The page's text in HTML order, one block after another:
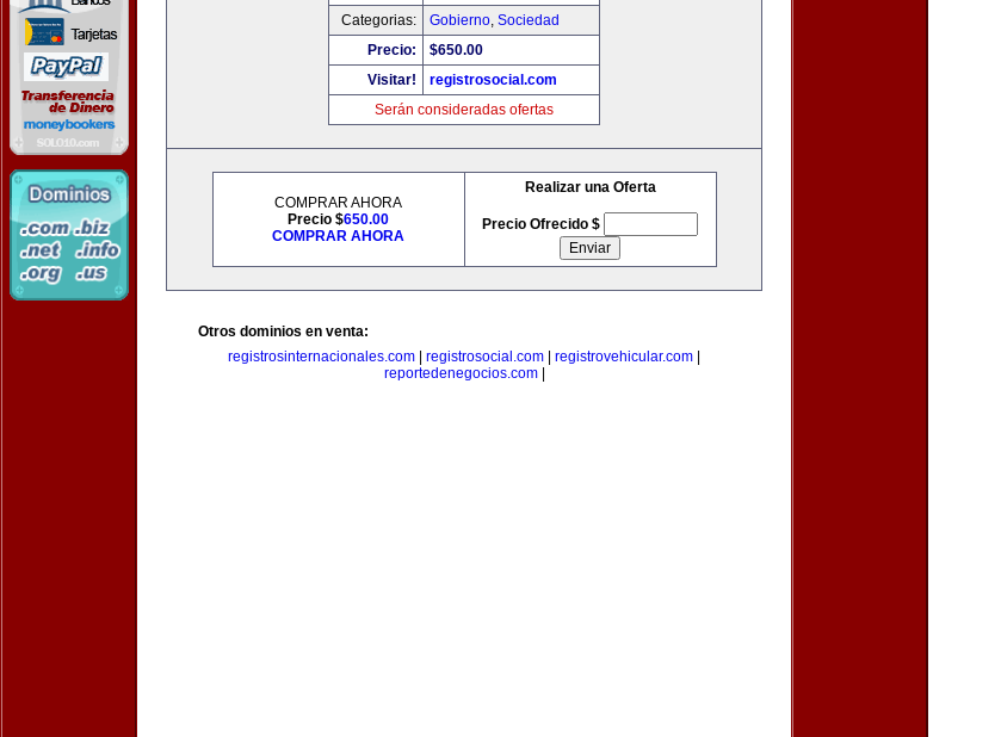
Categorias:
Gobierno, Sociedad
Precio:
$650.00
Visitar!
registrosocial.com
Serán consideradas ofertas
COMPRAR AHORA
Precio $650.00
COMPRAR AHORA
Realizar una Oferta
Precio Ofrecido $
Otros dominios en venta:
registrosinternacionales.com
registrosocial.com registrovehicular.com
reportedenegocios.com|